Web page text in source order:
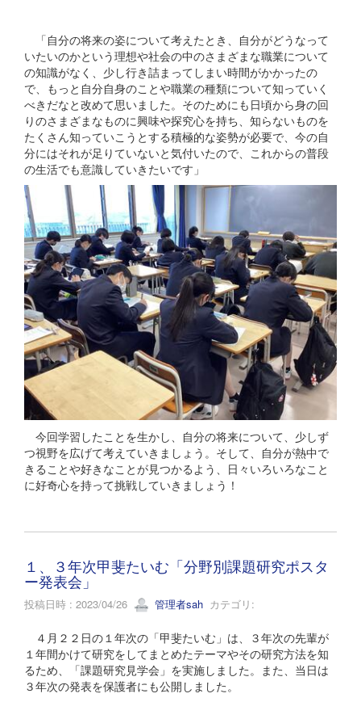
「自分の将来の姿について考えたとき、自分がどうなって
いたいのかという理想や社会の中のさまざまな職業について
の知識がなく、少し行き詰まってしまい時間がかかったの
で、もっと自分自身のことや職業の種類について知っていく
べきだなと改めて思いました。そのためにも日頃から身の回
りのさまざまなものに興味や探究心を持ち、知らないものを
たくさん知っていこうとする積極的な姿勢が必要で、今の自
分にはそれが足りていないと気付いたので、これからの普段
の生活でも意識していきたいです」
今回学習したことを生かし、自分の将来について、少しず
つ視野を広げて考えていきましょう。そして、自分が熱中で
きることや好きなことが見つかるよう、日々いろいろなこと
に好奇心を持って挑戦していきましょう！
１、３年次甲斐たいむ「分野別課題研究ポスタ
ー発表会」
投稿日時 : 2023/04/26 管理者sah カテゴリ:
４月２２日の１年次の「甲斐たいむ」は、３年次の先輩が
１年間かけて研究をしてまとめたテーマやその研究方法を知
るため、「課題研究見学会」を実施しました。また、当日は
３年次の発表を保護者にも公開しました。